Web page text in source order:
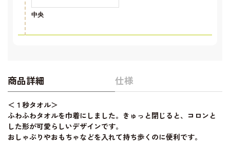
中央
商品詳細 仕様
＜１秒タオル＞
ふわふわタオルを巾着にしました。きゅっと閉じると、コロンと
した形が可愛らしいデザインです。
おしゃぶりやおもちゃなどを入れて持ち歩くのに便利です。